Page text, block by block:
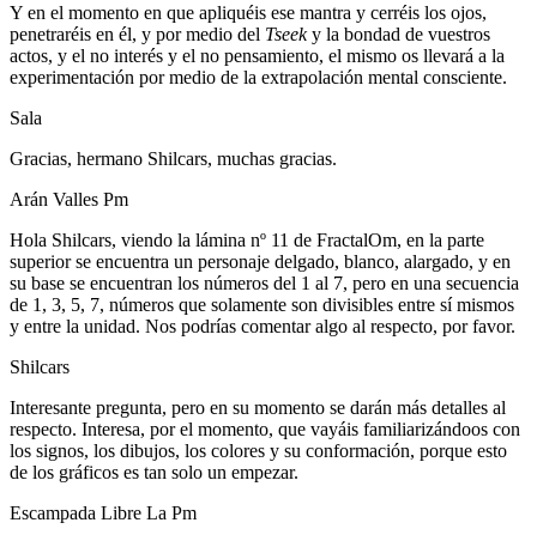
Y en el momento en que apliquéis ese mantra y cerréis los ojos,
penetraréis en él, y por medio del Tseeky la bondad de vuestros
actos, y el no interés y el no pensamiento, el mismo os llevará a la
experimentación por medio de la extrapolación mental consciente.
Sala
Gracias, hermano Shilcars, muchas gracias.
Arán Valles Pm
Hola Shilcars, viendo la lámina nº 11 de FractalOm, en la parte
superior se encuentra un personaje delgado, blanco, alargado, y en
su base se encuentran los números del 1 al 7, pero en una secuencia
de 1, 3, 5, 7, números que solamente son divisibles entre sí mismos
y entre la unidad. Nos podrías comentar algo al respecto, por favor.
Shilcars
Interesante pregunta, pero en su momento se darán más detalles al
respecto. Interesa, por el momento, que vayáis familiarizándoos con
los signos, los dibujos, los colores y su conformación, porque esto
de los gráficos es tan solo un empezar.
Escampada Libre La Pm